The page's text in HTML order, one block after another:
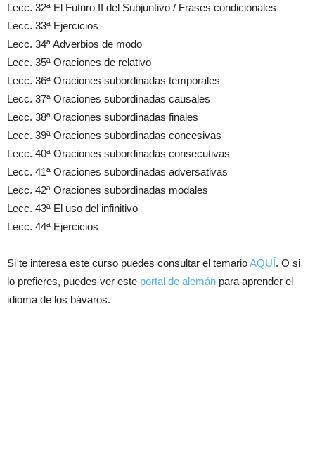
Lecc. 32ª El Futuro II del Subjuntivo / Frases condicionales
Lecc. 33ª Ejercicios
Lecc. 34ª Adverbios de modo
Lecc. 35ª Oraciones de relativo
Lecc. 36ª Oraciones subordinadas temporales
Lecc. 37ª Oraciones subordinadas causales
Lecc. 38ª Oraciones subordinadas finales
Lecc. 39ª Oraciones subordinadas concesivas
Lecc. 40ª Oraciones subordinadas consecutivas
Lecc. 41ª Oraciones subordinadas adversativas
Lecc. 42ª Oraciones subordinadas modales
Lecc. 43ª El uso del infinitivo
Lecc. 44ª Ejercicios
Si te interesa este curso puedes consultar el temarioAQUÍ. O si
lo prefieres, puedes ver este portal de alemán para aprender el
idioma de los bávaros.